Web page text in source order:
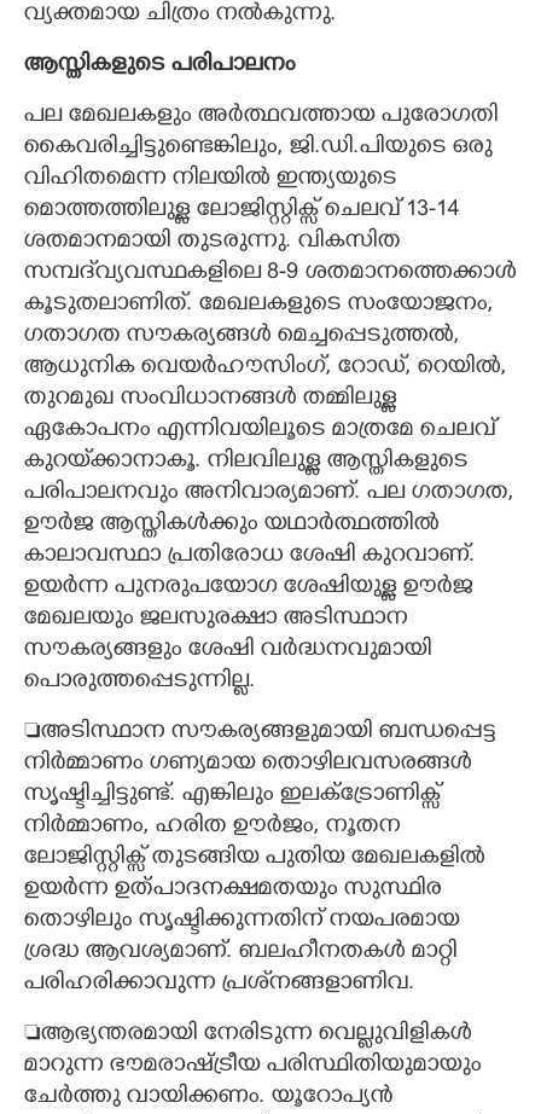
വ്യക്തമായ ചിത്രം നൽകുന്നു.
ആസ്തികളുടെ പരിപാലനം
പല മേഖലകളും അർത്ഥവത്തായ പുരോഗതി
കൈവരിച്ചിട്ടുണ്ടെങ്കിലും, ജി.ഡി.പിയുടെ ഒരു
വിഹിതമെന്ന നിലയിൽ ഇന്ത്യയുടെ
മൊത്തത്തിലുള്ള ലോജിസ്റ്റിക്സ് ചെലവ് 13-14
ശതമാനമായി തുടരുന്നു. വികസിത
സമ്പദ്‌വ്യവസ്ഥകളിലെ 8-9 ശതമാനത്തെക്കാൾ
കൂടുതലാണിത്. മേഖലകളുടെ സംയോജനം,
ഗതാഗത സൗകര്യങ്ങൾ മെച്ചപ്പെടുത്തൽ,
ആധുനിക വെയർഹൗസിംഗ്, റോഡ്, റെയിൽ,
തുറമുഖ സംവിധാനങ്ങൾ തമ്മിലുള്ള
ഏകോപനം എന്നിവയിലൂടെ മാത്രമേ ചെലവ്
കുറയ്‌ക്കാനാകൂ. നിലവിലുള്ള ആസ്തികളുടെ
പരിപാലനവും അനിവാര്യമാണ്. പല ഗതാഗത,
ഊർജ ആസ്തികൾക്കും യഥാർത്ഥത്തിൽ
കാലാവസ്ഥാ പ്രതിരോധ ശേഷി കുറവാണ്.
ഉയർന്ന പുനരുപയോഗ ശേഷിയുള്ള ഊർജ
മേഖലയും ജലസുരക്ഷാ അടിസ്ഥാന
സൗകര്യങ്ങളും ശേഷി വർദ്ധനവുമായി
പൊരുത്തപ്പെടുന്നില്ല.
അടിസ്ഥാന സൗകര്യങ്ങളുമായി ബന്ധപ്പെട്ട
നിർമ്മാണം ഗണ്യമായ തൊഴിലവസരങ്ങൾ
സൃഷ്ടിച്ചിട്ടുണ്ട്. എങ്കിലും ഇലക്ട്രോണിക്സ്
നിർമ്മാണം, ഹരിത ഊർജം, നൂതന
ലോജിസ്റ്റിക്സ് തുടങ്ങിയ പുതിയ മേഖലകളിൽ
ഉയർന്ന ഉത്പാദനക്ഷമതയും സുസ്ഥിര
തൊഴിലും സൃഷ്ടിക്കുന്നതിന് നയപരമായ
ശ്രദ്ധ ആവശ്യമാണ്. ബലഹീനതകൾ മാറ്റി
പരിഹരിക്കാവുന്ന പ്രശ്‌നങ്ങളാണിവ.
ആഭ്യന്തരമായി നേരിടുന്ന വെല്ലുവിളികൾ
മാറുന്ന ഭൗമരാഷ്ട്രീയ പരിസ്ഥിതിയുമായും
ചേർത്തു വായിക്കണം. യൂറോപ്യൻ